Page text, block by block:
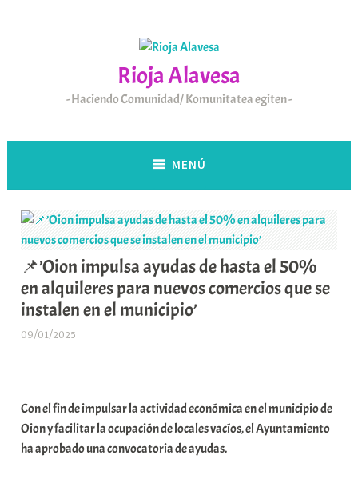
Rioja Alavesa
Haciendo Comunidad/ Komunitatea egiten
MENÚ
📌’Oion impulsa ayudas de hasta el 50%
en alquileres para nuevos comercios que se
instalen en el municipio’
09/01/2025
a
r
E
Con el fin de impulsar la actividad económica en el municipio de
Oion y facilitar la ocupación de locales vacíos, el Ayuntamiento
ha aprobado una convocatoria de ayudas.